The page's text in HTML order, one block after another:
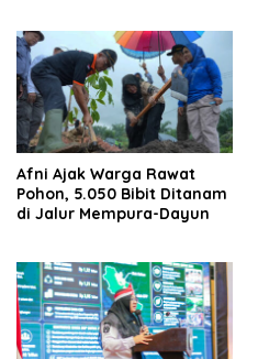
Afni Ajak Warga Rawat
Pohon, 5.050 Bibit Ditanam
di Jalur Mempura-Dayun